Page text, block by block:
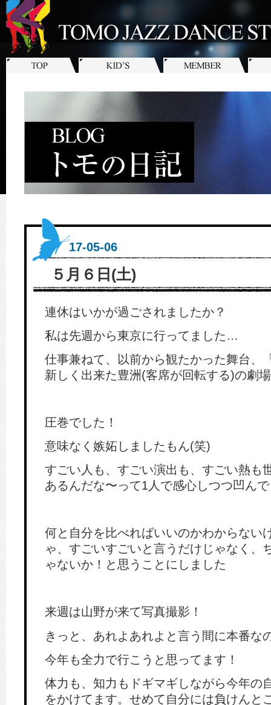
17-05-06
５月６日(土)
連休はいかが過ごされましたか？
私は先週から東京に行ってました…
仕事兼ねて、以前から観たかった舞台、
新しく出来た豊洲(客席が回転する)の劇
圧巻でした！
意味なく嫉妬しましたもん(笑)
すごい人も、すごい演出も、すごい熱も
あるんだな〜って1人で感心しつつ凹ん
何と自分を比べればいいのかわからない
ゃ、すごいすごいと言うだけじゃなく、
ゃないか！と思うことにしました
来週は山野が来て写真撮影！
きっと、あれよあれよと言う間に本番な
今年も全力で行こうと思ってます！
体力も、知力もドギマギしながら今年の
をかけてます。せめて自分には負けんと